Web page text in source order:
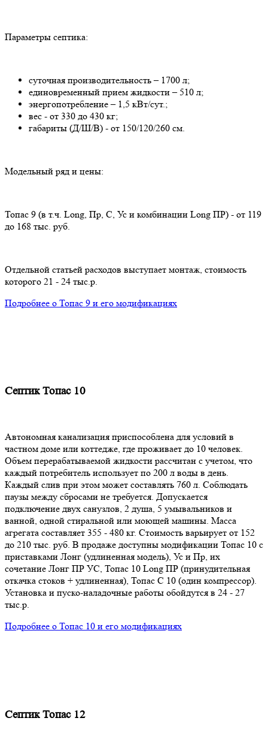
Параметры септика:
суточная производительность – 1700 л;
единовременный прием жидкости – 510 л;
энергопотребление – 1,5 кВт/сут.;
вес - от 330 до 430 кг;
габариты (Д/Ш/В) - от 150/120/260 см.
Модельный ряд и цены:
Топас 9 (в т.ч. Long, Пр, С, Ус и комбинации Long ПР) - от 119
до 168 тыс. руб.
Отдельной статьей расходов выступает монтаж, стоимость
которого 21 - 24 тыс.р.
Подробнее о Топас 9 и его модификациях
Септик Топас 10
Автономная канализация приспособлена для условий в
частном доме или коттедже, где проживает до 10 человек.
Объем перерабатываемой жидкости рассчитан с учетом, что
каждый потребитель использует по 200 л воды в день.
Каждый слив при этом может составлять 760 л. Соблюдать
паузы между сбросами не требуется. Допускается
подключение двух санузлов, 2 душа, 5 умывальников и
ванной, одной стиральной или моющей машины. Масса
агрегата составляет 355 - 480 кг. Стоимость варьирует от 152
до 210 тыс. руб. В продаже доступны модификации Топас 10 с
приставками Лонг (удлиненная модель), Ус и Пр, их
сочетание Лонг ПР УС, Топас 10 Long ПР (принудительная
откачка стоков + удлиненная), Топас С 10 (один компрессор).
Установка и пуско-наладочные работы обойдутся в 24 - 27
тыс.р.
Подробнее о Топас 10 и его модификациях
Септик Топас 12